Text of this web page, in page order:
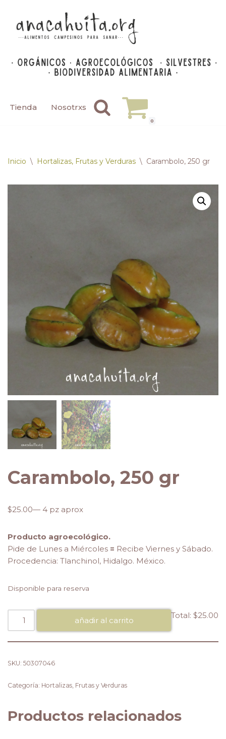
Saltar
Tienda Nosotrxs
0
Inicio \ Hortalizas, Frutas y Verduras \ Carambolo, 250 gr
Carambolo, 250 gr
$25.00— 4 pz aprox
Producto agroecológico.
Pide de Lunes a Miércoles = Recibe Viernes y Sábado.
Procedencia: Tlanchinol, Hidalgo. México.
Disponible para reserva
añadir al carrito
Total: $25.00
SKU: 50307046
Categoría: Hortalizas, Frutas y Verduras
Productos relacionados